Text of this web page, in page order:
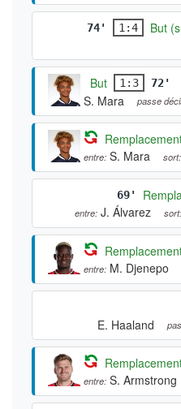
74' 1:4
But
But 1:3 72'
S. Mara passe
entre: S. Mara sort:
69'
entre: J. Álvarez sort:
entre: M. Djenepo
E. Haaland
entre: S. Armstrong